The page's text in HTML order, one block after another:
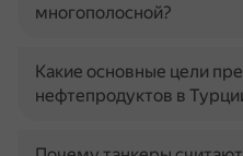
многополосной?
Какие основные цели
нефтепродуктов в